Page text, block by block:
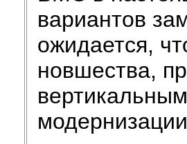
вариантов
ожидается,
новшества,